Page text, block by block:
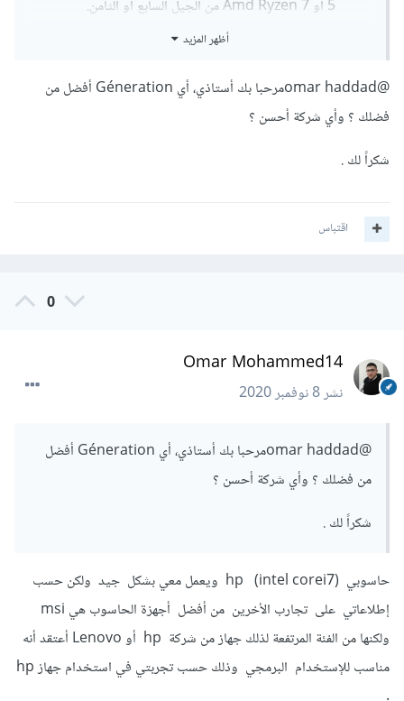
5 أو Amd Ryzen 7 من الجيل السابع أو الثامن.
هارد HDD يفى بالغرض لكن هارد SSD أفضل وأسرع.
كارت الشاشة لا يهم ما دمُت لا تهوى الألعاب.
أظهر المزيد
@omar haddad
مرحبا بك أستاذي، أي Géneration أفضل من
فضلك ؟ وأي شركة أحسن ؟
شكراً لك .
اقتباس
0
Omar Mohammed14
نشر8 نوفمبر 2020
@omar haddad
مرحبا بك أستاذي، أي Géneration أفضل
من فضلك ؟ وأي شركة أحسن ؟
شكراً لك .
حاسوبي (hp (intel corei7 ويعمل معي بشكل جيد ولكن حسب
إطلاعاتي على تجارب الأخرين من أفضل أجهزة الحاسوب هي msi
ولكنها من الفئة المرتفعة لذلك جهاز من شركة hp أو Lenovo أعتقد أنه
مناسب للإستخدام البرمجي وذلك حسب تجربتي في استخدام جهاز hp